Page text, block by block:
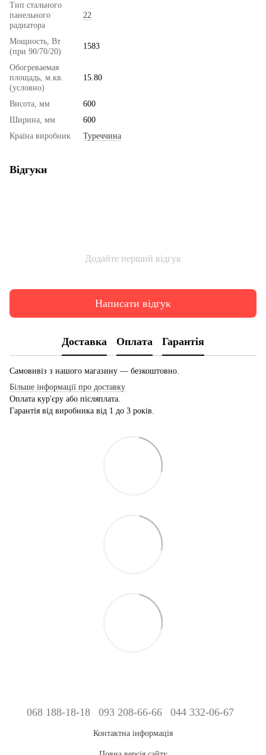
Тип стального
панельного
радиатора
22
Мощность, Вт
(при 90/70/20)
1583
Обогреваемая
площадь, м.кв.
(условно)
15.80
Висота, мм
600
Ширина, мм
600
Країна виробник
Туреччина
Відгуки
Додайте перший відгук
Написати відгук
Доставка Оплата Гарантія
Самовивіз з нашого магазину — безкоштовно.
Більше інформації про доставку
Оплата кур'єру або післяплата.
Гарантія від виробника від 1 до 3 років.
068 188-18-18 093 208-66-66 044 332-06-67
Контактна інформація